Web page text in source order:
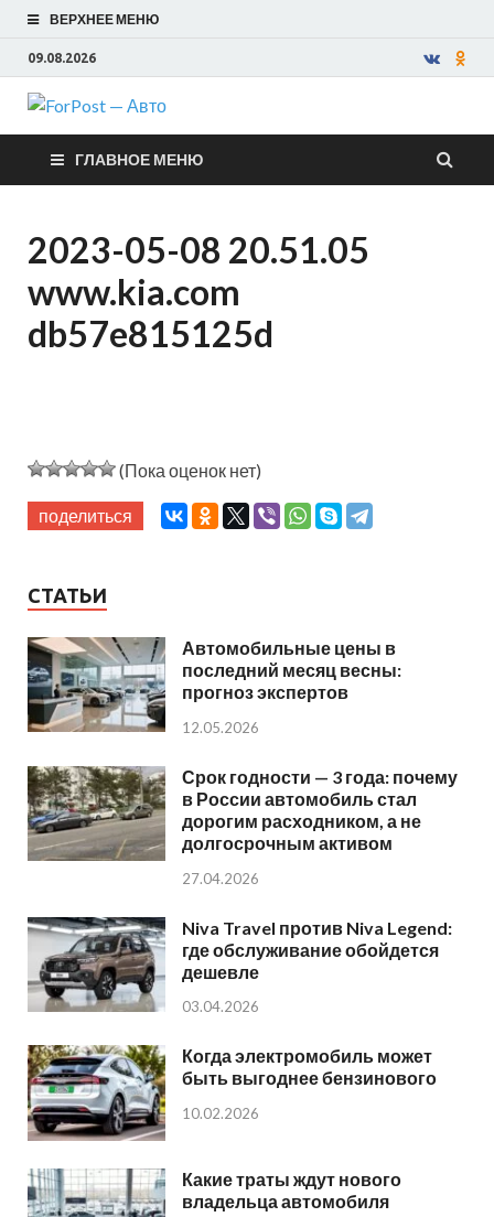
ВЕРХНЕЕ МЕНЮ
09.08.2026
ForPost —
Авто
ГЛАВНОЕ МЕНЮ
2023-05-08 20.51.05
www.kia.com
db57e815125d
(Пока оценок нет)
поделиться
СТАТЬИ
Автомобильные цены в
последний месяц весны:
прогноз экспертов
12.05.2026
Срок годности — 3 года: почему
в России автомобиль стал
дорогим расходником, а не
долгосрочным активом
27.04.2026
Niva Travel против Niva Legend:
где обслуживание обойдется
дешевле
03.04.2026
Когда электромобиль может
быть выгоднее бензинового
10.02.2026
Какие траты ждут нового
владельца автомобиля